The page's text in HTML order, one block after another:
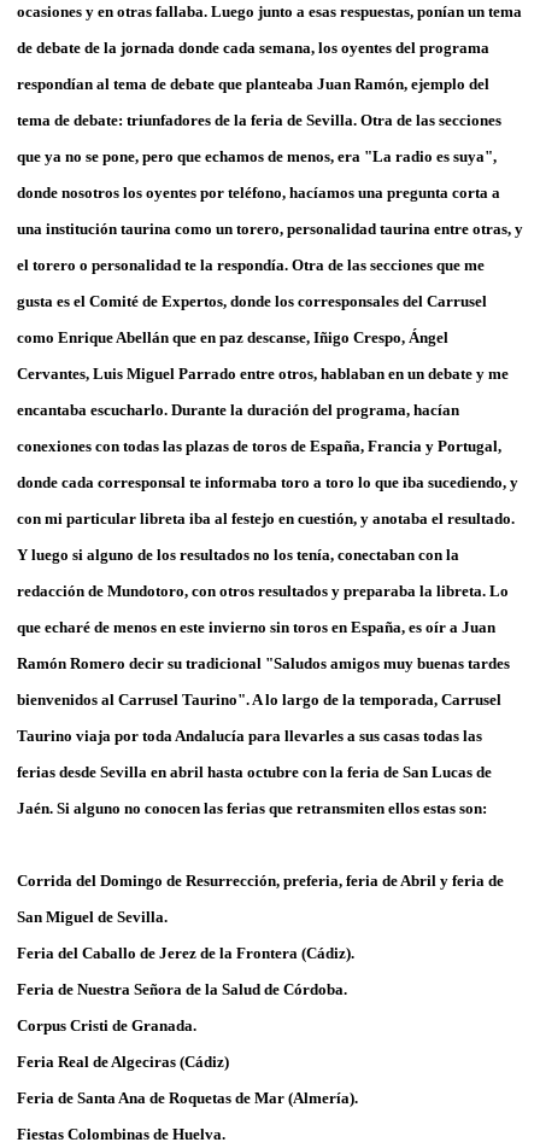
ocasiones y en otras fallaba. Luego junto a esas respuestas, ponían un tema
de debate de la jornada donde cada semana, los oyentes del programa
respondían al tema de debate que planteaba Juan Ramón, ejemplo del
tema de debate: triunfadores de la feria de Sevilla. Otra de las secciones
que ya no se pone, pero que echamos de menos, era "La radio es suya",
donde nosotros los oyentes por teléfono, hacíamos una pregunta corta a
una institución taurina como un torero, personalidad taurina entre otras, y
el torero o personalidad te la respondía. Otra de las secciones que me
gusta es el Comité de Expertos, donde los corresponsales del Carrusel
como Enrique Abellán que en paz descanse, Iñigo Crespo, Ángel
Cervantes, Luis Miguel Parrado entre otros, hablaban en un debate y me
encantaba escucharlo. Durante la duración del programa, hacían
conexiones con todas las plazas de toros de España, Francia y Portugal,
donde cada corresponsal te informaba toro a toro lo que iba sucediendo, y
con mi particular libreta iba al festejo en cuestión, y anotaba el resultado.
Y luego si alguno de los resultados no los tenía, conectaban con la
redacción de Mundotoro, con otros resultados y preparaba la libreta. Lo
que echaré de menos en este invierno sin toros en España, es oír a Juan
Ramón Romero decir su tradicional "Saludos amigos muy buenas tardes
bienvenidos al Carrusel Taurino". A lo largo de la temporada, Carrusel
Taurino viaja por toda Andalucía para llevarles a sus casas todas las
ferias desde Sevilla en abril hasta octubre con la feria de San Lucas de
Jaén. Si alguno no conocen las ferias que retransmiten ellos estas son:
Corrida del Domingo de Resurrección, preferia, feria de Abril y feria de
San Miguel de Sevilla.
Feria del Caballo de Jerez de la Frontera (Cádiz).
Feria de Nuestra Señora de la Salud de Córdoba.
Corpus Cristi de Granada.
Feria Real de Algeciras (Cádiz)
Feria de Santa Ana de Roquetas de Mar (Almería).
Fiestas Colombinas de Huelva.